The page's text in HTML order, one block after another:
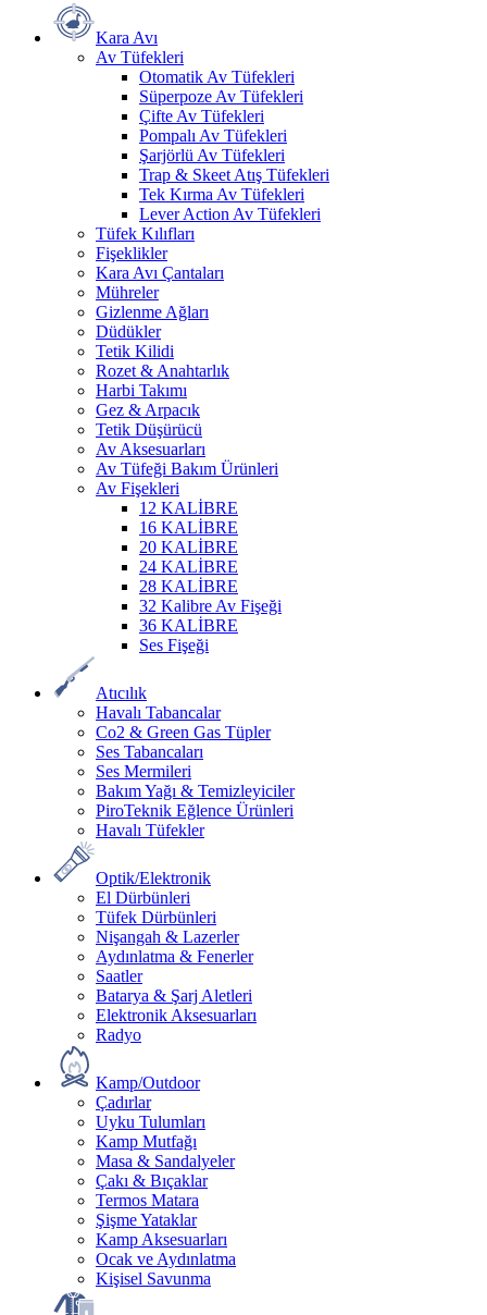
Kara Avı
Av Tüfekleri
Otomatik Av Tüfekleri
Süperpoze Av Tüfekleri
Çifte Av Tüfekleri
Pompalı Av Tüfekleri
Şarjörlü Av Tüfekleri
Trap & Skeet Atış Tüfekleri
Tek Kırma Av Tüfekleri
Lever Action Av Tüfekleri
Tüfek Kılıfları
Fişeklikler
Kara Avı Çantaları
Mühreler
Gizlenme Ağları
Düdükler
Tetik Kilidi
Rozet & Anahtarlık
Harbi Takımı
Gez & Arpacık
Tetik Düşürücü
Av Aksesuarları
Av Tüfeği Bakım Ürünleri
Av Fişekleri
12 KALİBRE
16 KALİBRE
20 KALİBRE
24 KALİBRE
28 KALİBRE
32 Kalibre Av Fişeği
36 KALİBRE
Ses Fişeği
Atıcılık
Havalı Tabancalar
Co2 & Green Gas Tüpler
Ses Tabancaları
Ses Mermileri
Bakım Yağı & Temizleyiciler
PiroTeknik Eğlence Ürünleri
Havalı Tüfekler
Optik/Elektronik
El Dürbünleri
Tüfek Dürbünleri
Nişangah & Lazerler
Aydınlatma & Fenerler
Saatler
Batarya & Şarj Aletleri
Elektronik Aksesuarları
Radyo
Kamp/Outdoor
Çadırlar
Uyku Tulumları
Kamp Mutfağı
Masa & Sandalyeler
Çakı & Bıçaklar
Termos Matara
Şişme Yataklar
Kamp Aksesuarları
Ocak ve Aydınlatma
Kişisel Savunma